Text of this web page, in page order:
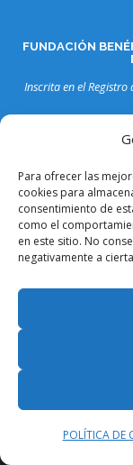
Para ofrecer las
cookies para
consentimiento de
como el
en este sitio. No
negativamente a
POLÍTICA DE
ó
d
e
t
r
a
d
a
FUNDACIÓN
Inscrita en el Registro